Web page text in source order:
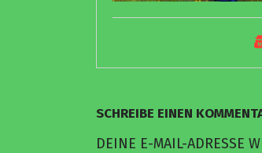
SCHREIBE EINEN
DEINE E-MAIL-ADRESSE